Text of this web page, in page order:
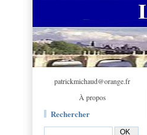
patrickmichaud@orange.fr
À propos
Rechercher